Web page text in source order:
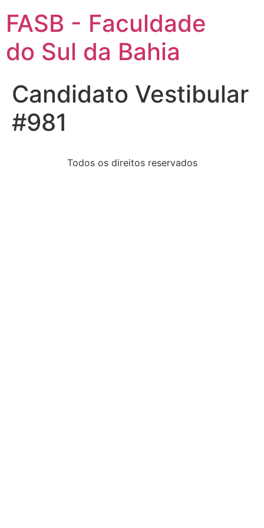
FASB - Faculdade
do Sul da Bahia
Candidato Vestibular
#981
Todos os direitos reservados